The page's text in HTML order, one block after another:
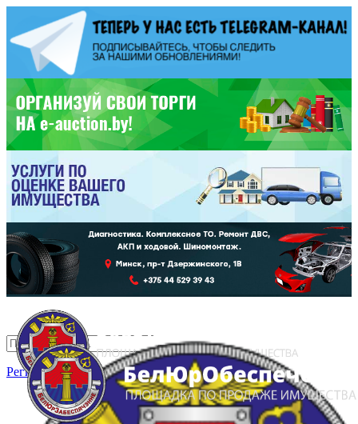
Регистрация Вход